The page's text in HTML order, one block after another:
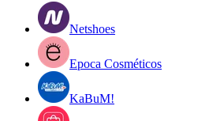
Netshoes
Epoca Cosméticos
KaBuM!